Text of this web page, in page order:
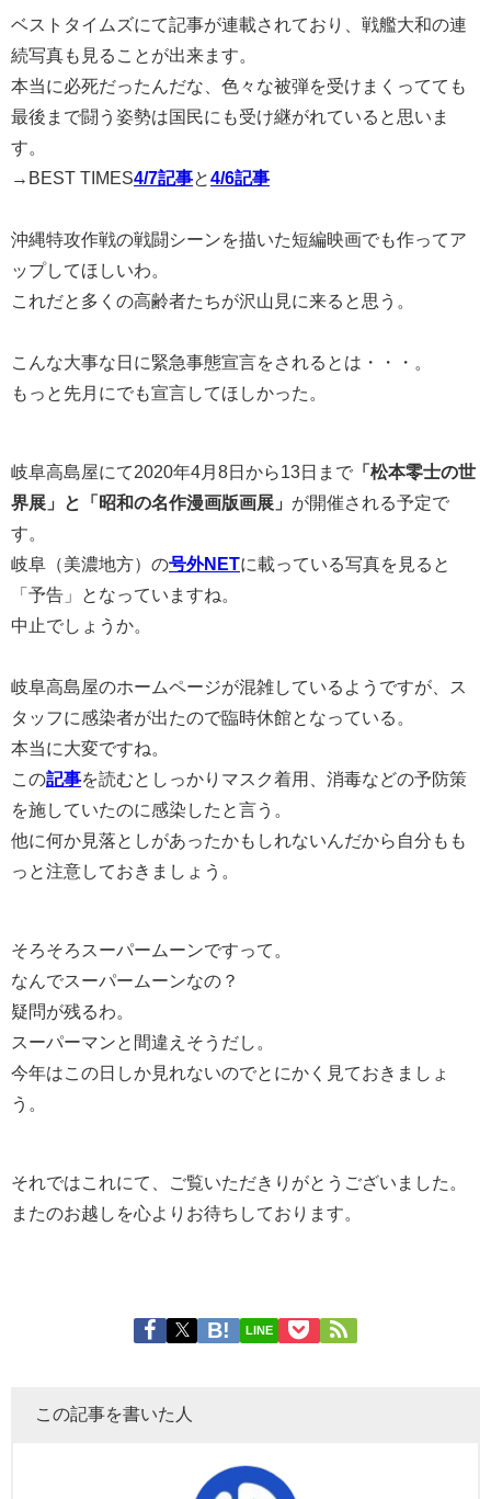
ベストタイムズにて記事が連載されており、戦艦大和の連
続写真も見ることが出来ます。
本当に必死だったんだな、色々な被弾を受けまくってても
最後まで闘う姿勢は国民にも受け継がれていると思いま
す。
→BEST TIMES4/7記事と4/6記事
沖縄特攻作戦の戦闘シーンを描いた短編映画でも作ってア
ップしてほしいわ。
これだと多くの高齢者たちが沢山見に来ると思う。
こんな大事な日に緊急事態宣言をされるとは・・・。
もっと先月にでも宣言してほしかった。
岐阜高島屋にて2020年4月8日から13日まで 「松本零士の世
界展」と「昭和の名作漫画版画展」 が開催される予定で
す。
岐阜（美濃地方）の号外NETに載っている写真を見ると
「予告」となっていますね。
中止でしょうか。
岐阜高島屋のホームページが混雑しているようですが、ス
タッフに感染者が出たので臨時休館となっている。
本当に大変ですね。
この記事を読むとしっかりマスク着用、消毒などの予防策
を施していたのに感染したと言う。
他に何か見落としがあったかもしれないんだから自分もも
っと注意しておきましょう。
そろそろスーパームーンですって。
なんでスーパームーンなの？
疑問が残るわ。
スーパーマンと間違えそうだし。
今年はこの日しか見れないのでとにかく見ておきましょ
う。
それではこれにて、ご覧いただきりがとうございました。
またのお越しを心よりお待ちしております。
LINE
この記事を書いた人